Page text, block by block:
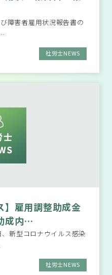
障害者雇用状況報告書の
社労士NEWS
】雇用調整助成金
成内…
新型コロナウイルス感染
社労士NEWS